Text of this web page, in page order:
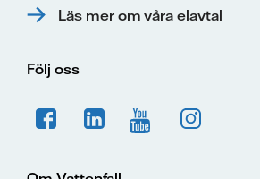
Läs mer om våra elavtal
Följ oss